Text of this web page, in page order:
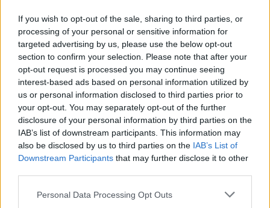
If you wish to opt-out of the sale, sharing to third parties, or
processing of your personal or sensitive information for
targeted advertising by us, please use the below opt-out
section to confirm your selection. Please note that after your
opt-out request is processed you may continue seeing
interest-based ads based on personal information utilized by
us or personal information disclosed to third parties prior to
your opt-out. You may separately opt-out of the further
disclosure of your personal information by third parties on the
IAB’s list of downstream participants. This information may
also be disclosed by us to third parties on the IAB’s List of
Downstream Participants that may further disclose it to other
Personal Data Processing Opt Outs
2
UUTISET
Kela voi leikata tukia